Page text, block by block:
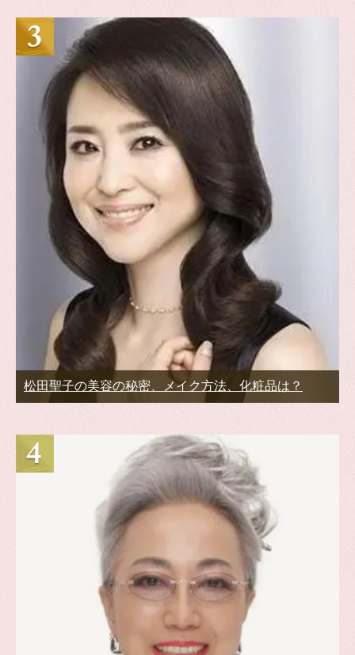
松田聖子の美容の秘密、メイク方法、化粧品は？